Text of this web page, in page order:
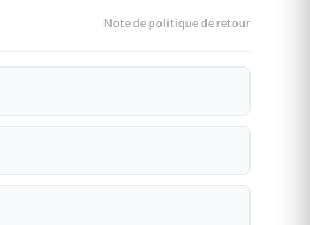
Note de politique de retour